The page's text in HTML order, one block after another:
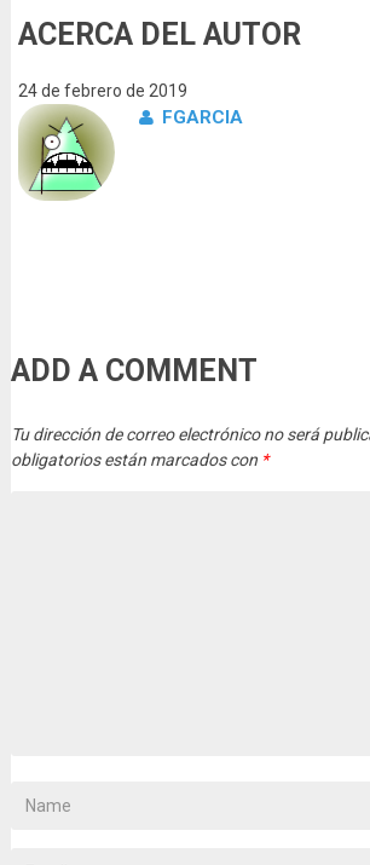
ACERCA DEL AUTOR
24 de febrero de 2019
FGARCIA
ADD A COMMENT
Tu dirección de correo electrónico no será
obligatorios están marcados con *